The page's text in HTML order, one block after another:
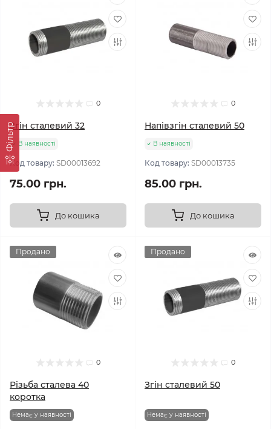
Фільтр
0
Згін сталевий 32
В наявності
Код товару: SD00013692
75.00 грн.
До кошика
0
Напівзгін сталевий 50
В наявності
Код товару: SD00013735
85.00 грн.
До кошика
Продано
0
Різьба сталева 40
коротка
Немає у наявності
Продано
0
Згін сталевий 50
Немає у наявності